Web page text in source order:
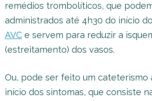
remédios trombolíticos, que
administrados até 4h30 do início
AVC e servem para reduzir a
(estreitamento) dos vasos.
Ou, pode ser feito um cateterismo
início dos sintomas, que consiste